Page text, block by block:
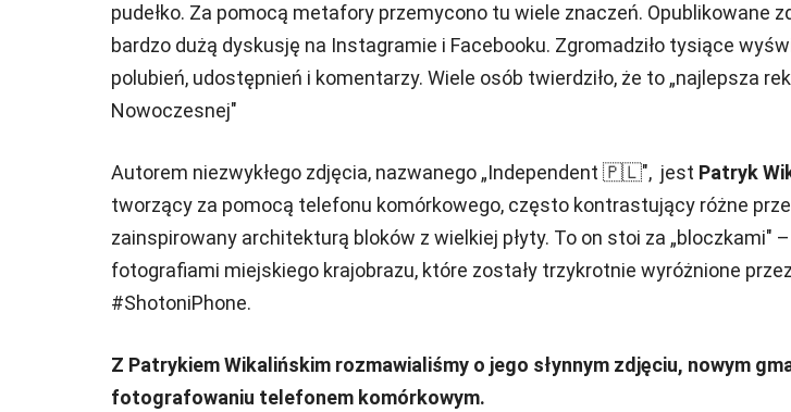
pudełko. Za pomocą metafory przemycono tu wiele znaczeń. Opublikowane
bardzo dużą dyskusję na Instagramie i Facebooku. Zgromadziło tysiące
polubień, udostępnień i komentarzy. Wiele osób twierdziło, że to „najlepsza
Nowoczesnej"
Autorem niezwykłego zdjęcia, nazwanego „Independent 🇵🇱", jest Patryk
tworzący za pomocą telefonu komórkowego, często kontrastujący różne
zainspirowany architekturą bloków z wielkiej płyty. To on stoi za „bloczkami"
fotografiami miejskiego krajobrazu, które zostały trzykrotnie wyróżnione
#ShotoniPhone.
Z Patrykiem Wikalińskim rozmawialiśmy o jego słynnym zdjęciu, nowym
fotografowaniu telefonem komórkowym.